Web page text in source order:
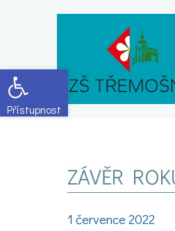
Open toolbar
ZÁVĚR
1 července 2022